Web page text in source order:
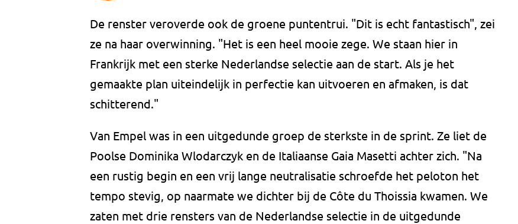
De renster veroverde ook de groene puntentrui. "Dit is echt fantastisch", zei
ze na haar overwinning. "Het is een heel mooie zege. We staan hier in
Frankrijk met een sterke Nederlandse selectie aan de start. Als je het
gemaakte plan uiteindelijk in perfectie kan uitvoeren en afmaken, is dat
schitterend."
Van Empel was in een uitgedunde groep de sterkste in de sprint. Ze liet de
Poolse Dominika Wlodarczyk en de Italiaanse Gaia Masetti achter zich. "Na
een rustig begin en een vrij lange neutralisatie schroefde het peloton het
tempo stevig, op naarmate we dichter bij de Côte du Thoissia kwamen. We
zaten met drie rensters van de Nederlandse selectie in de uitgedunde